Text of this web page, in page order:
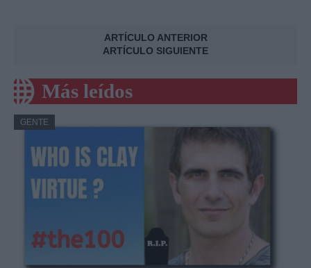
ARTÍCULO ANTERIOR
ARTÍCULO SIGUIENTE
Más leídos
GENTE